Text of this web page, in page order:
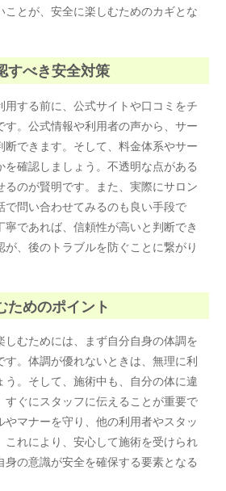
ことが、安全に楽しむためのカギとな
すべき安全対策
用する前に、公式サイトや口コミをチ
す。公式情報や利用者の声から、サー
断できます。そして、料金体系やサー
を確認しましょう。不透明な点がある
るのが賢明です。また、実際にサロン
で問い合わせてみるのも良い手段で
であれば、信頼性が高いと判断でき
が、後のトラブルを防ぐことに繋がり
ためのポイント
しむためには、まず自分自身の体調を
す。体調が優れないときは、無理に利
う。そして、施術中も、自分の体に違
すぐにスタッフに伝えることが重要で
マナーを守り、他の利用者やスタッ
これにより、安心して施術を受けられ
身の意識が安全を確保する要素となる